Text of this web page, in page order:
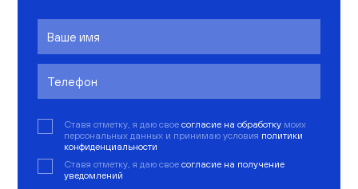
Ставя отметку, я даю свое согласие на обработку моих
персональных данных и принимаю условия политики
конфиденциальности
Ставя отметку, я даю свое согласие на получение
уведомлений